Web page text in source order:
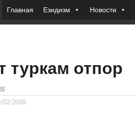
Главная Езидизм Новости
туркам отпор
02/2008